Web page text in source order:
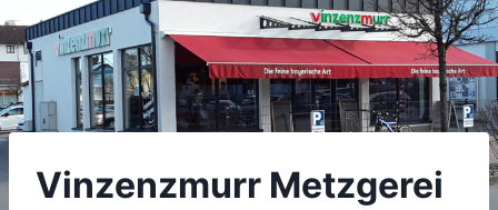
Vinzenzmurr Metzgerei